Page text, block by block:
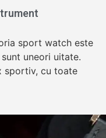
sport watch este
uneori uitate.
sportiv, cu toate